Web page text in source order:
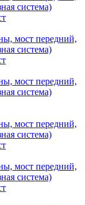
система)
мост передний,
система)
мост передний,
система)
мост передний,
система)
мост передний,
система)